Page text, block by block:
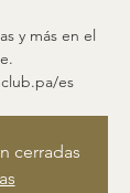
y más en el
es
cerradas